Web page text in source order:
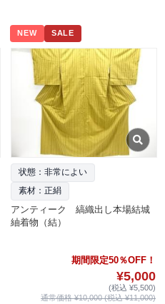
NEW SALE
状態：非常によい
素材：正絹
アンティーク 縞織出し本場結城
紬着物（結）
期間限定50％OFF！
¥5,000
(税込 ¥5,500)
通常価格 ¥10,000 (税込 ¥11,000)